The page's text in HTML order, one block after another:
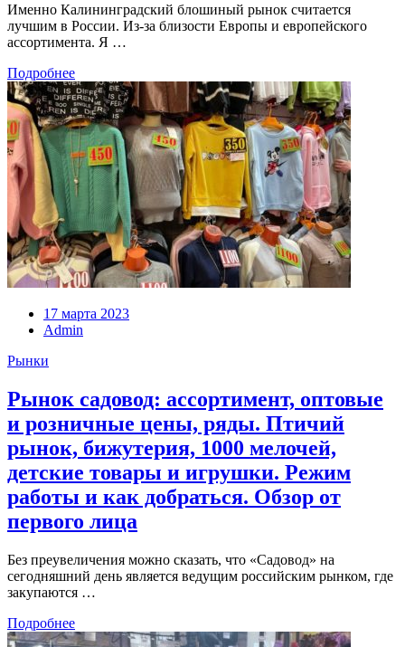
Именно Калининградский блошиный рынок считается
лучшим в России. Из-за близости Европы и европейского
ассортимента. Я …
Подробнее
17 марта 2023
Admin
Рынки
Рынок садовод: ассортимент, оптовые
и розничные цены, ряды. Птичий
рынок, бижутерия, 1000 мелочей,
детские товары и игрушки. Режим
работы и как добраться. Обзор от
первого лица
Без преувеличения можно сказать, что «Садовод» на
сегодняшний день является ведущим российским рынком, где
закупаются …
Подробнее